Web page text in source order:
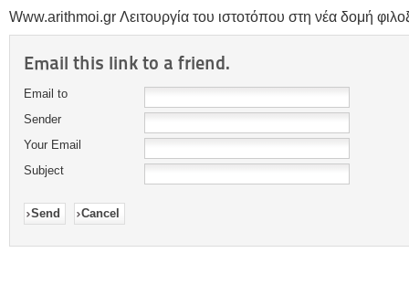
Www.arithmoi.gr Λειτουργία του ιστοτόπου στη νέα δομή
Email this link to a friend.
Email to
Sender
Your Email
Subject
Send Cancel